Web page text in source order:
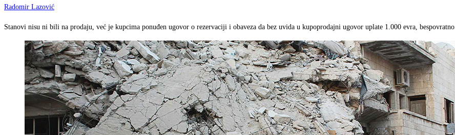
Radomir Lazović
Stanovi nisu ni bili na prodaju, već je kupcima ponuđen ugovor o rezervaciji i obaveza da bez uvida u kupoprodajni ugovor uplate 1.000 evra, bespovratno.